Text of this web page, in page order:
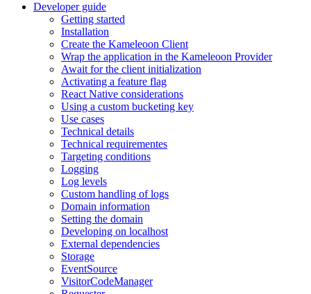
Developer guide
Getting started
Installation
Create the Kameleoon Client
Wrap the application in the Kameleoon Provider
Await for the client initialization
Activating a feature flag
React Native considerations
Using a custom bucketing key
Use cases
Technical details
Technical requirementes
Targeting conditions
Logging
Log levels
Custom handling of logs
Domain information
Setting the domain
Developing on localhost
External dependencies
Storage
EventSource
VisitorCodeManager